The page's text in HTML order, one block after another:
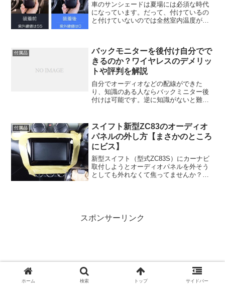
車のサンシェードは夏場には必須な時代
になっています。だって、付けているの
と付けていないのでは全然室内温度が違
気ランキングにしてまとめ...
付属品
バックモニターを後付け自分でで
きるのか？ワイヤレスのデメリッ
トや評判を解説
自分でオーディオなどの配線ができた
り、知識のある人ならバックミニター後
付けは可能です。逆に知識がないと難し
隠すのであれば、時間もかかるし簡単な
作業ではありません。どうし...
付属品
スイフト新型ZC83のオーディオ
パネルの外し方【まさかのところ
にビス】
新型スイフト（型式ZC83S）にカーナビ
取付しようとオーディオパネルを外そう
としても外れなくて焦ってませんか？見
スポンサーリンク
ホーム 検索 トップ サイドバー